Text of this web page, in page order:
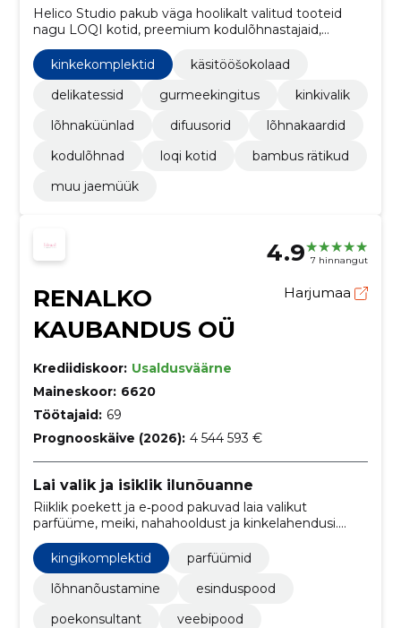
Helico Studio pakub väga hoolikalt valitud tooteid
nagu LOQI kotid, preemium kodulõhnastajaid,
gurmeetooteid ja luksuslikke tekstiile e-poes.
kinkekomplektid
käsitööšokolaad
delikatessid
gurmeekingitus
kinkivalik
lõhnaküünlad
difuusorid
lõhnakaardid
kodulõhnad
loqi kotid
bambus rätikud
muu jaemüük
4.9 7 hinnangut
RENALKO
KAUBANDUS OÜ
Harjumaa
Krediidiskoor: Usaldusväärne
Maineskoor: 6620
Töötajaid: 69
Prognooskäive (2026): 4 544 593 €
Lai valik ja isiklik ilunõuanne
Riiklik poekett ja e‑pood pakuvad laia valikut
parfüüme, meiki, nahahooldust ja kinkelahendusi.
Pakume isiklikku nõustamist, lojaalsussoodustusi ning
mugavat tarne- ja ostukogemust.
kingikomplektid
parfüümid
lõhnanõustamine
esinduspood
poekonsultant
veebipood